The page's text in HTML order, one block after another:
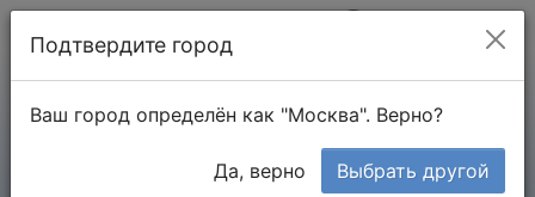
Подтвердите город
Ваш город определён как "Москва". Верно?
Да, верно Выбрать другой